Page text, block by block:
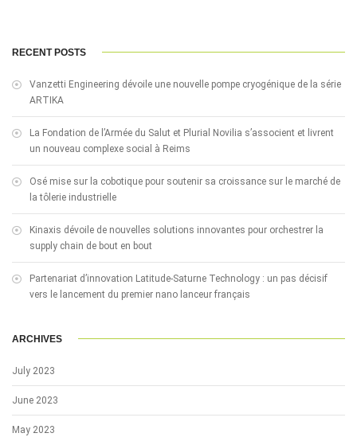
RECENT POSTS
Vanzetti Engineering dévoile une nouvelle pompe cryogénique de la série
ARTIKA
La Fondation de l’Armée du Salut et Plurial Novilia s’associent et livrent
un nouveau complexe social à Reims
Osé mise sur la cobotique pour soutenir sa croissance sur le marché de
la tôlerie industrielle
Kinaxis dévoile de nouvelles solutions innovantes pour orchestrer la
supply chain de bout en bout
Partenariat d’innovation Latitude-Saturne Technology : un pas décisif
vers le lancement du premier nano lanceur français
ARCHIVES
July 2023
June 2023
May 2023